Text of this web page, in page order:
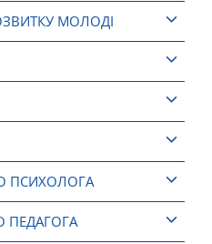
МОЛОДІ
ПСИХОЛОГА
ПЕДАГОГА